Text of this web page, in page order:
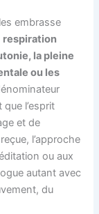
embrasse
respiration
la pleine
ou les
l’esprit
et de
l’approche
ou aux
autant avec
du